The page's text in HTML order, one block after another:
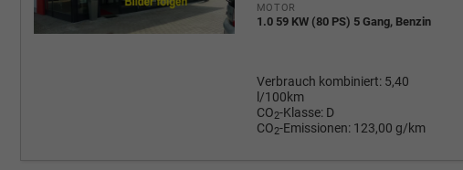
MOTOR
1.0 59 KW (80 PS) 5 Gang, Benzin
Verbrauch kombiniert: 5,40
l/100km
CO2-Klasse: D
CO2-Emissionen: 123,00 g/km